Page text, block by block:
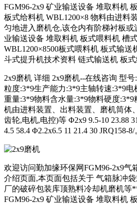
FGM96-2x9 矿业输送设备 堆取料机
板式给料机 WBL1200×8 物料由进料
匀地进入磨机仓,该仓内有阶梯衬板或
业输送设备 堆取料机 板式喂料机 槽
WBL1200×8500板式喂料机 板式输送
斗式提升机技术资料 链式输送机 板式
2x9磨机 详细 2x9磨机--在线咨询 型
粒度:3*9生产能力:3*9主轴转速:3*9
重量:3*9物料含水量:3*9物料硬度
机由进料装置、出料装置、磨机筒体
齿轮,电机,电控)等 Φ2x9 9.5-10 23.88
4.5 58.4 Φ2.2x6.5 11 21.4 30 JRQ158-8/
欢迎访问勤加缘环保网FGM96-2x9气
介绍页面,本页面包括关于 气箱脉冲
厂的破碎包装库顶熟料冷却机磨机等
FGM96-2x9 矿业输送设备 堆取料机